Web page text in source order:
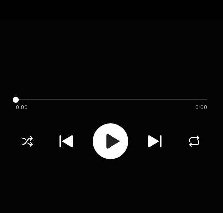
0:00 0:00